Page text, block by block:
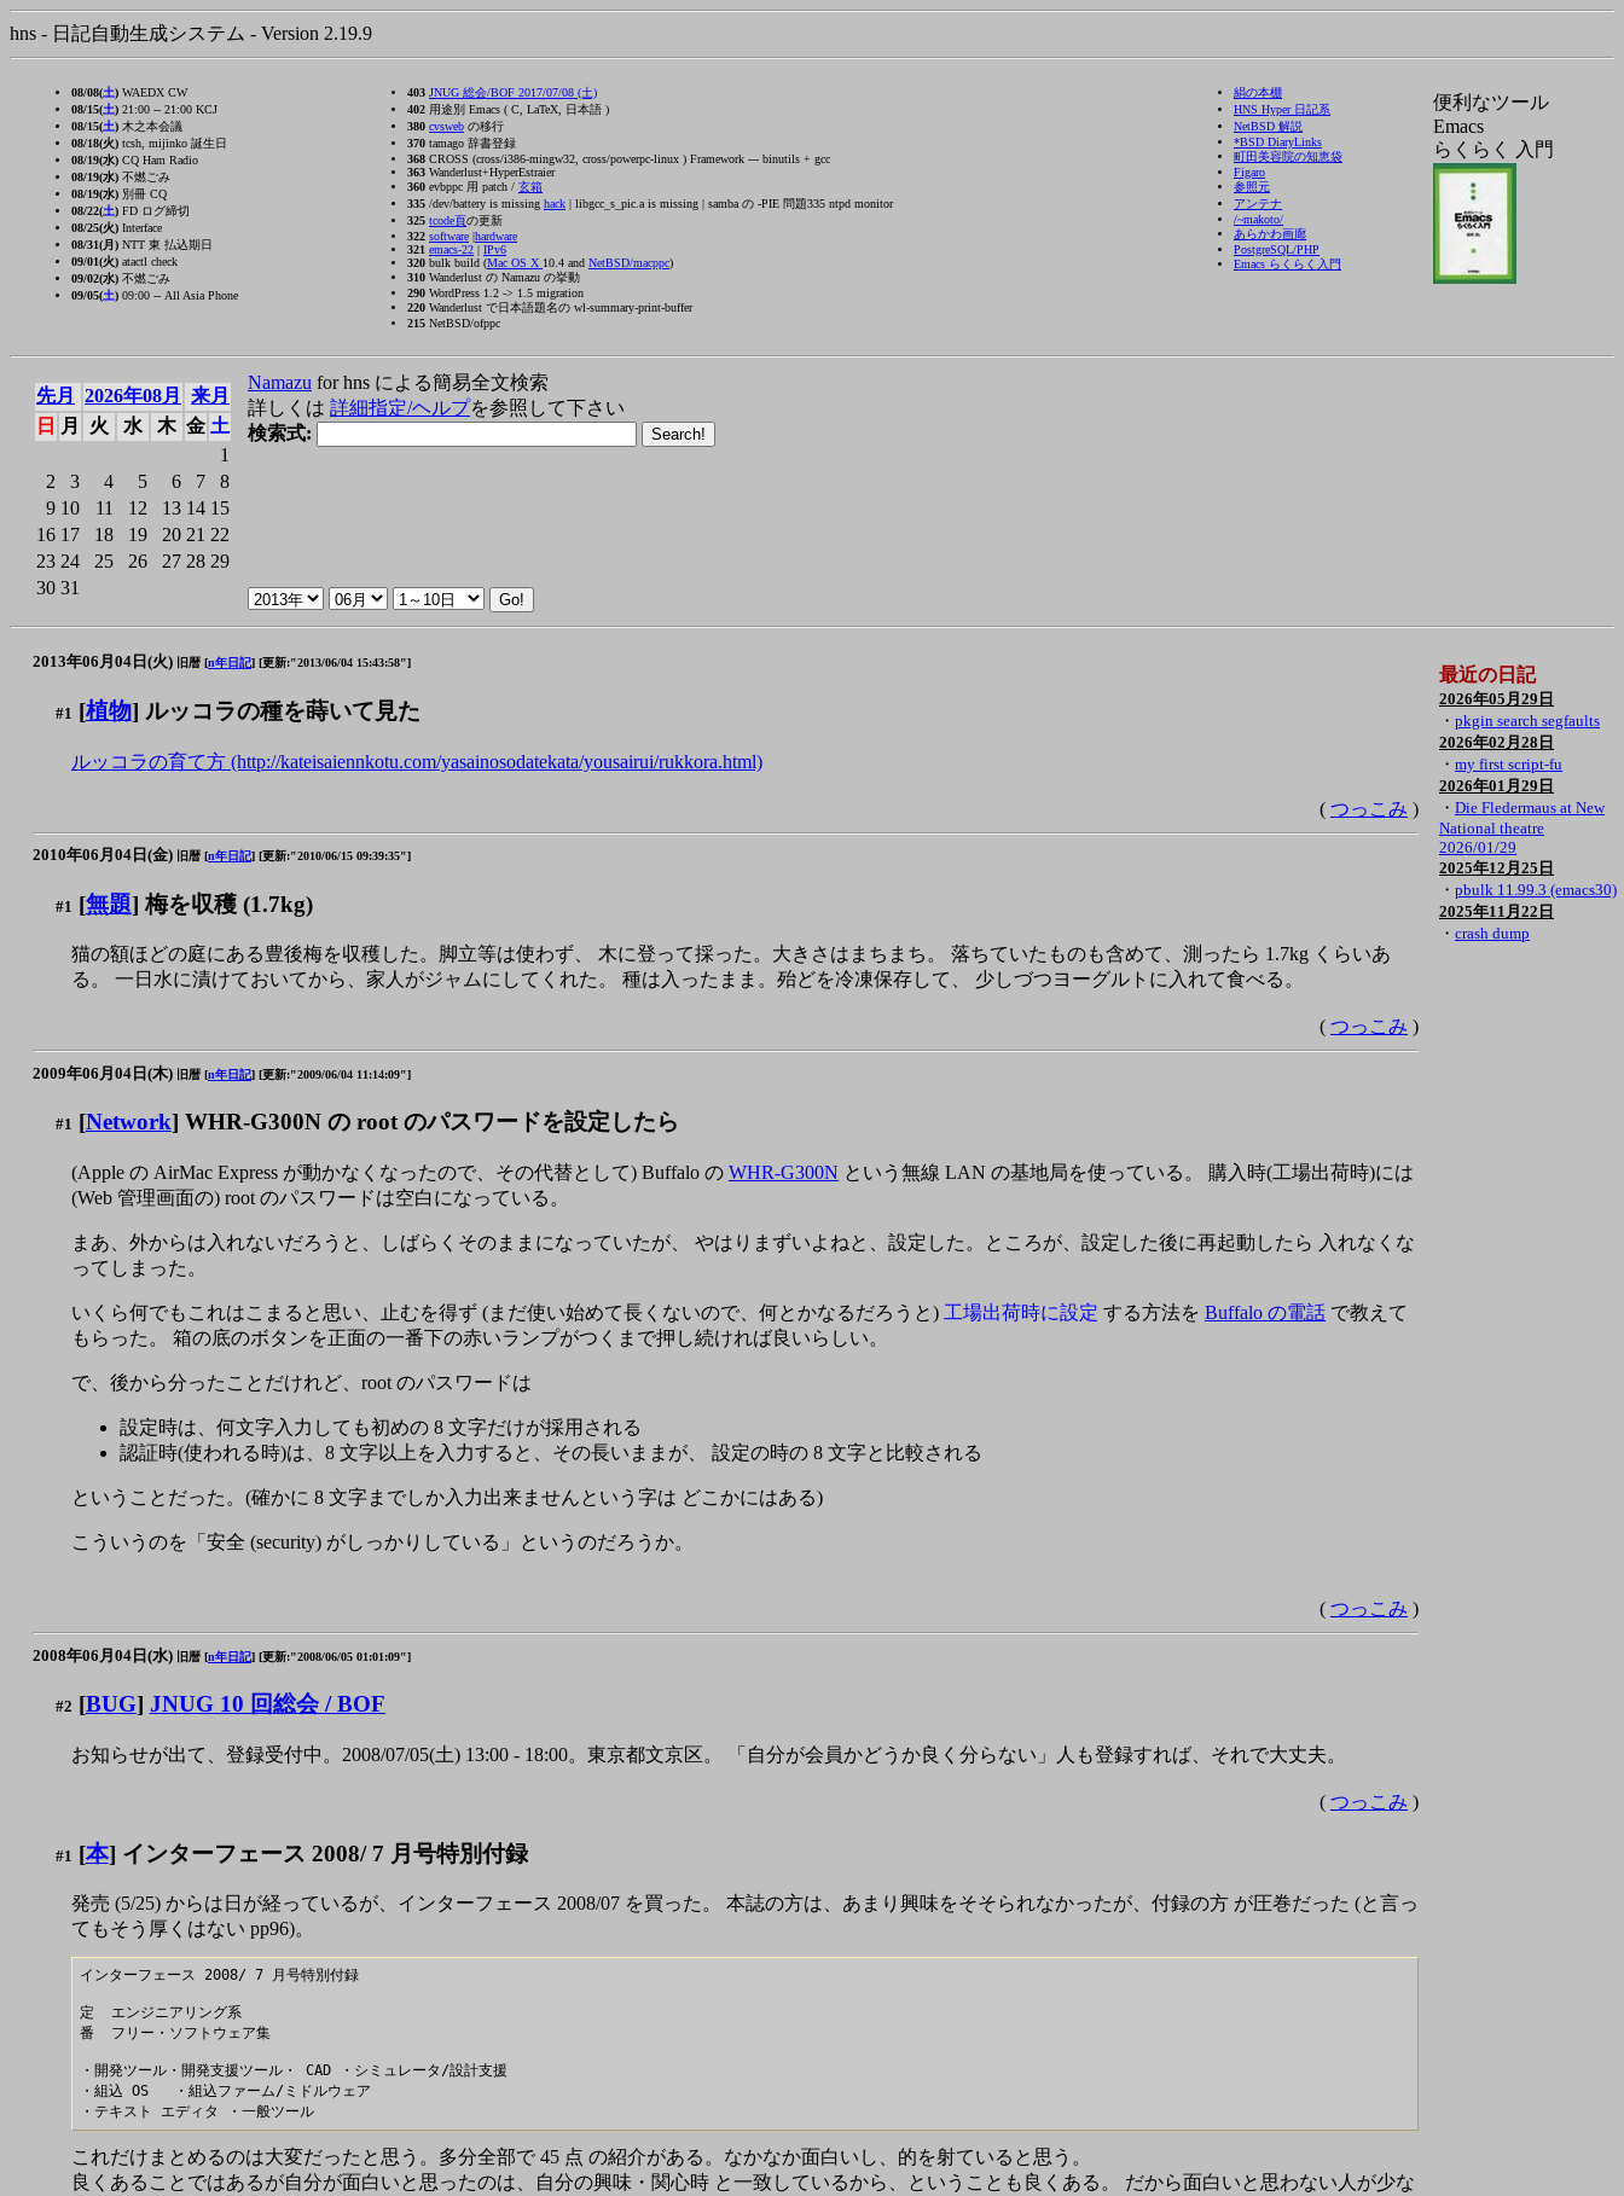
hns - 日記自動生成システム - Version 2.19.9
08/08(土) WAEDX CW
08/15(土) 21:00 -- 21:00 KCJ
08/15(土) 木之本会議
08/18(火) tcsh, mijinko 誕生日
08/19(水) CQ Ham Radio
08/19(水) 不燃ごみ
08/19(水) 別冊 CQ
08/22(土) FD ログ締切
08/25(火) Interface
08/31(月) NTT 東 払込期日
09/01(火) atactl check
09/02(水) 不燃ごみ
09/05(土) 09:00 -- All Asia Phone
403 JNUG 総会/BOF 2017/07/08 (土)
402 用途別 Emacs ( C, LaTeX, 日本語 )
380 cvsweb の移行
370 tamago 辞書登録
368 CROSS (cross/i386-mingw32, cross/powerpc-linux ) Framework --- binutils + gcc
363 Wanderlust+HyperEstraier
360 evbppc 用 patch / 玄箱
335 /dev/battery is missing hack | libgcc_s_pic.a is missing | samba の -PIE 問題335 ntpd monitor
325 tcode頁の更新
322 software |hardware
321 emacs-22 | IPv6
320 bulk build (Mac OS X 10.4 and NetBSD/macppc)
310 Wanderlust の Namazu の挙動
290 WordPress 1.2 -> 1.5 migration
220 Wanderlust で日本語題名の wl-summary-print-buffer
215 NetBSD/ofppc
絹の本棚
HNS Hyper 日記系
NetBSD 解説
*BSD DiaryLinks
町田美容院の知恵袋
Figaro
参照元
アンテナ
/~makoto/
あらかわ画廊
PostgreSQL/PHP
Emacs らくらく入門
便利なツール
Emacs
らくらく 入門
先月 2026年08月
来月
日
月 火 水 木 金 土
1
2
3 4 5 6 7
8
9 10 11 12 13 14 15
16 17 18 19 20 21 22
23 24 25 26 27 28 29
30 31
Namazu for hns による簡易全文検索
詳しくは 詳細指定/ヘルプを参照して下さい
検索式:
2013年06月04日(火) 旧暦 [n年日記] [更新:"2013/06/04 15:43:58"]
#1 [植物] ルッコラの種を蒔いて見た
ルッコラの育て方 (http://kateisaiennkotu.com/yasainosodatekata/yousairui/rukkora.html)
( つっこみ )
2010年06月04日(金) 旧暦 [n年日記] [更新:"2010/06/15 09:39:35"]
#1 [無題] 梅を収穫 (1.7kg)
猫の額ほどの庭にある豊後梅を収穫した。脚立等は使わず、 木に登って採った。大きさはまちまち。 落ちていたものも含めて、測ったら 1.7kg くらいあ
る。 一日水に漬けておいてから、家人がジャムにしてくれた。 種は入ったまま。殆どを冷凍保存して、 少しづつヨーグルトに入れて食べる。
( つっこみ )
2009年06月04日(木) 旧暦 [n年日記] [更新:"2009/06/04 11:14:09"]
#1 [Network] WHR-G300N の root のパスワードを設定したら
(Apple の AirMac Express が動かなくなったので、その代替として) Buffalo の WHR-G300N という無線 LAN の基地局を使っている。 購入時(工場出荷時)には
(Web 管理画面の) root のパスワードは空白になっている。
まあ、外からは入れないだろうと、しばらくそのままになっていたが、 やはりまずいよねと、設定した。ところが、設定した後に再起動したら 入れなくな
ってしまった。
いくら何でもこれはこまると思い、止むを得ず (まだ使い始めて長くないので、何とかなるだろうと) 工場出荷時に設定 する方法を Buffalo の電話 で教えて
もらった。 箱の底のボタンを正面の一番下の赤いランプがつくまで押し続ければ良いらしい。
で、後から分ったことだけれど、root のパスワードは
設定時は、何文字入力しても初めの 8 文字だけが採用される
認証時(使われる時)は、8 文字以上を入力すると、その長いままが、 設定の時の 8 文字と比較される
ということだった。(確かに 8 文字までしか入力出来ませんという字は どこかにはある)
こういうのを「安全 (security) がしっかりしている」というのだろうか。
( つっこみ )
2008年06月04日(水) 旧暦 [n年日記] [更新:"2008/06/05 01:01:09"]
#2 [BUG] JNUG 10 回総会 / BOF
お知らせが出て、登録受付中。2008/07/05(土) 13:00 - 18:00。東京都文京区。 「自分が会員かどうか良く分らない」人も登録すれば、それで大丈夫。
( つっこみ )
#1 [本] インターフェース 2008/ 7 月号特別付録
発売 (5/25) からは日が経っているが、インターフェース 2008/07 を買った。 本誌の方は、あまり興味をそそられなかったが、付録の方 が圧巻だった (と言っ
てもそう厚くはない pp96)。
インターフェース 2008/ 7 月号特別付録
定  エンジニアリング系
番  フリー・ソフトウェア集
・開発ツール・開発支援ツール・ CAD ・シミュレータ/設計支援
・組込 OS   ・組込ファーム/ミドルウェア
これだけまとめるのは大変だったと思う。多分全部で 45 点 の紹介がある。なかなか面白いし、的を射ていると思う。
良くあることではあるが自分が面白いと思ったのは、自分の興味・関心時 と一致しているから、ということも良くある。 だから面白いと思わない人が少な
最近の日記
2026年05月29日
・ pkgin search segfaults
2026年02月28日
・ my first script-fu
2026年01月29日
・ Die Fledermaus at New
National theatre
2026/01/29
2025年12月25日
・ pbulk 11.99.3 (emacs30)
2025年11月22日
・ crash dump